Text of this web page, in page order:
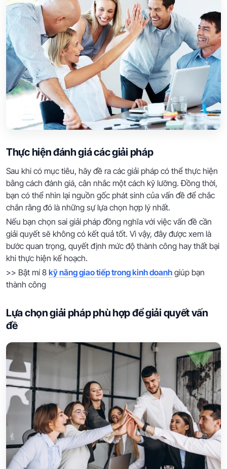
Thực hiện đánh giá các giải pháp
Sau khi có mục tiêu, hãy đề ra các giải pháp có thể thực hiện
bằng cách đánh giá, cân nhắc một cách kỹ lưỡng. Đồng thời,
bạn có thể nhìn lại nguồn gốc phát sinh của vấn đề để chắc
chắn rằng đó là những sự lựa chọn hợp lý nhất.
Nếu bạn chọn sai giải pháp đồng nghĩa với việc vấn đề cần
giải quyết sẽ không có kết quả tốt. Vì vậy, đây được xem là
bước quan trọng, quyết định mức độ thành công hay thất bại
khi thực hiện kế hoạch.
>> Bật mí 8 kỹ năng giao tiếp trong kinh doanh giúp bạn
thành công
Lựa chọn giải pháp phù hợp để giải quyết vấn
đề